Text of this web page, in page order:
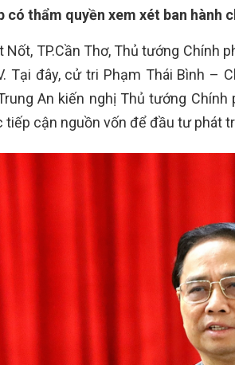
có thẩm quyền xem xét ban
Nốt, TP.Cần Thơ, Thủ tướng Chính
Tại đây, cử tri Phạm Thái Bình –
An kiến nghị Thủ tướng
cận nguồn vốn để đầu tư phát